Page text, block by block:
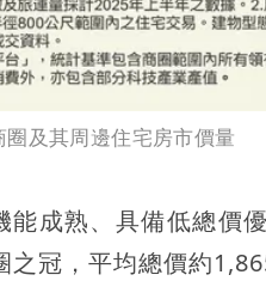
及其周邊住宅房市價量
成熟、具備低總價
冠，平均總價約